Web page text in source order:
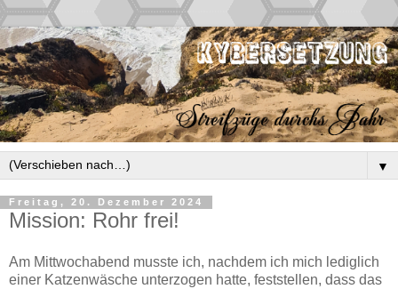
▼
Freitag, 20. Dezember 2024
Mission: Rohr frei!
Am Mittwochabend musste ich, nachdem ich mich lediglich
einer Katzenwäsche unterzogen hatte, feststellen, dass das